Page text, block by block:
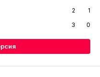
2
1
3 0